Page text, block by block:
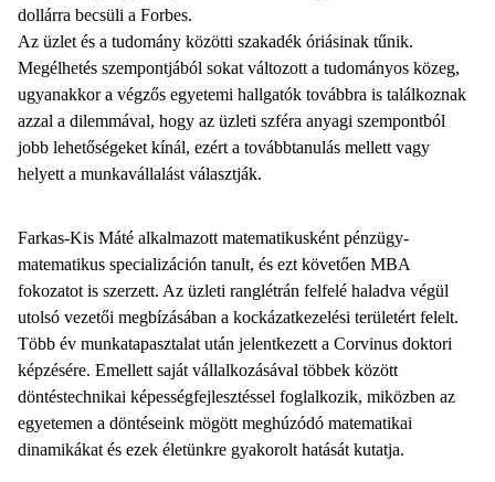
dollárra becsüli a Forbes.
Az üzlet és a tudomány közötti szakadék óriásinak tűnik.
Megélhetés szempontjából sokat változott a tudományos közeg,
ugyanakkor a végzős egyetemi hallgatók továbbra is találkoznak
azzal a dilemmával, hogy az üzleti szféra anyagi szempontból
jobb lehetőségeket kínál, ezért a továbbtanulás mellett vagy
helyett a munkavállalást választják.
Farkas-Kis Máté alkalmazott matematikusként pénzügy-
matematikus specializáción tanult, és ezt követően MBA
fokozatot is szerzett. Az üzleti ranglétrán felfelé haladva végül
utolsó vezetői megbízásában a kockázatkezelési területért felelt.
Több év munkatapasztalat után jelentkezett a Corvinus doktori
képzésére. Emellett saját vállalkozásával többek között
döntéstechnikai képességfejlesztéssel foglalkozik, miközben az
egyetemen a döntéseink mögött meghúzódó matematikai
dinamikákat és ezek életünkre gyakorolt hatását kutatja.